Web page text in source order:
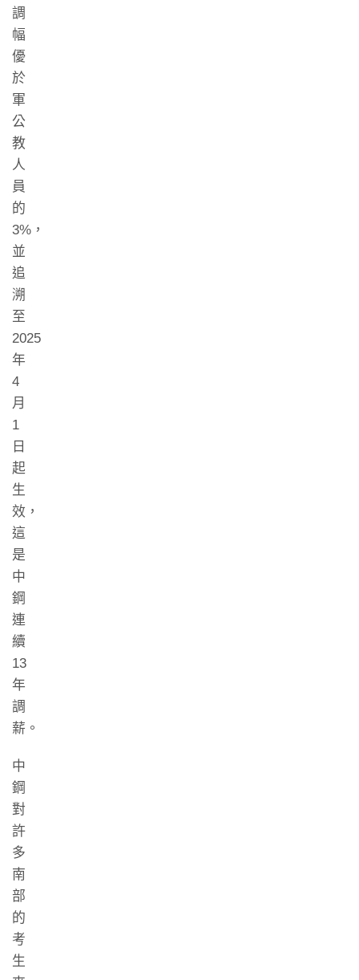
調
幅
優
於
軍
公
教
人
員
的
3%，
並
追
溯
至
2025
年
4
月
1
日
起
生
效，
這
是
中
鋼
連
續
13
年
調
薪。
中
鋼
對
許
多
南
部
的
考
生